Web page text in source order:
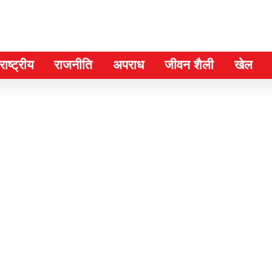
राजनीति अपराध जीवन शैली खेल